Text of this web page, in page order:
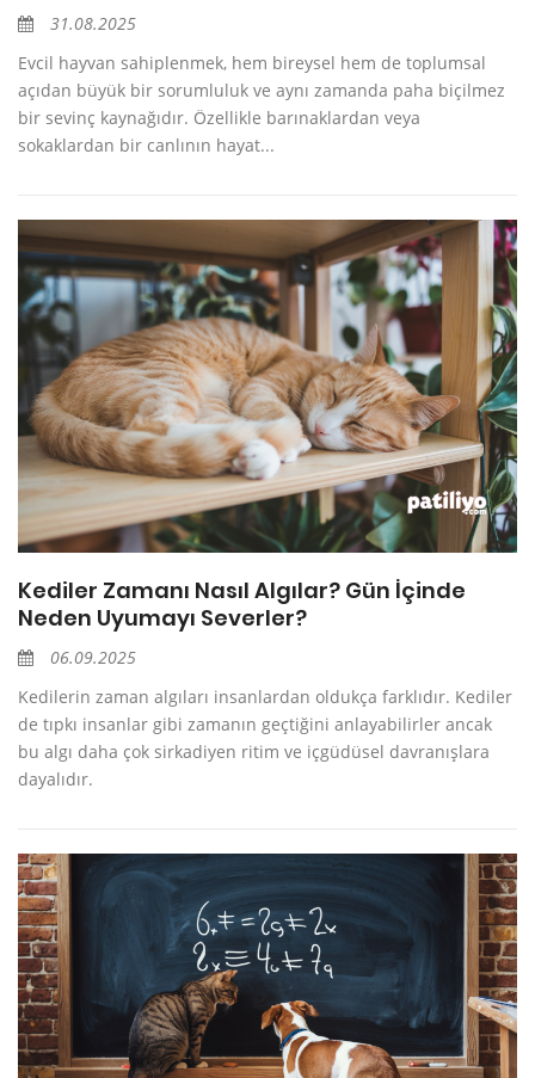
31.08.2025
Evcil hayvan sahiplenmek, hem bireysel hem de toplumsal
açıdan büyük bir sorumluluk ve aynı zamanda paha biçilmez
bir sevinç kaynağıdır. Özellikle barınaklardan veya
sokaklardan bir canlının hayat...
Kediler Zamanı Nasıl Algılar? Gün İçinde
Neden Uyumayı Severler?
06.09.2025
Kedilerin zaman algıları insanlardan oldukça farklıdır. Kediler
de tıpkı insanlar gibi zamanın geçtiğini anlayabilirler ancak
bu algı daha çok sirkadiyen ritim ve içgüdüsel davranışlara
dayalıdır.